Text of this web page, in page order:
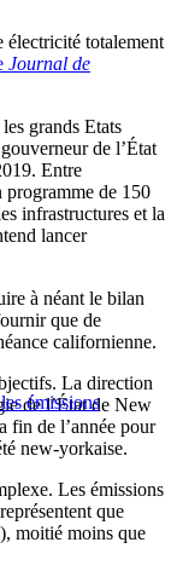
électricité totalement
Journal de
grands Etats
de l’État
Entre
programme de 150
infrastructures et la
lancer
à néant le bilan
que de
californienne.
émissions
La direction
de l’État de New
fin de l’année pour
new-yorkaise.
Les émissions
que
moitié moins que